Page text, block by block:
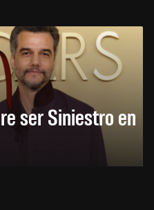
ser Siniestro en